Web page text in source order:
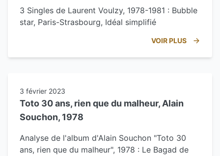
3 Singles de Laurent Voulzy, 1978-1981 : Bubble
star, Paris-Strasbourg, Idéal simplifié
VOIR PLUS
3 février 2023
Toto 30 ans, rien que du malheur, Alain
Souchon, 1978
Analyse de l'album d'Alain Souchon "Toto 30
ans, rien que du malheur", 1978 : Le Bagad de